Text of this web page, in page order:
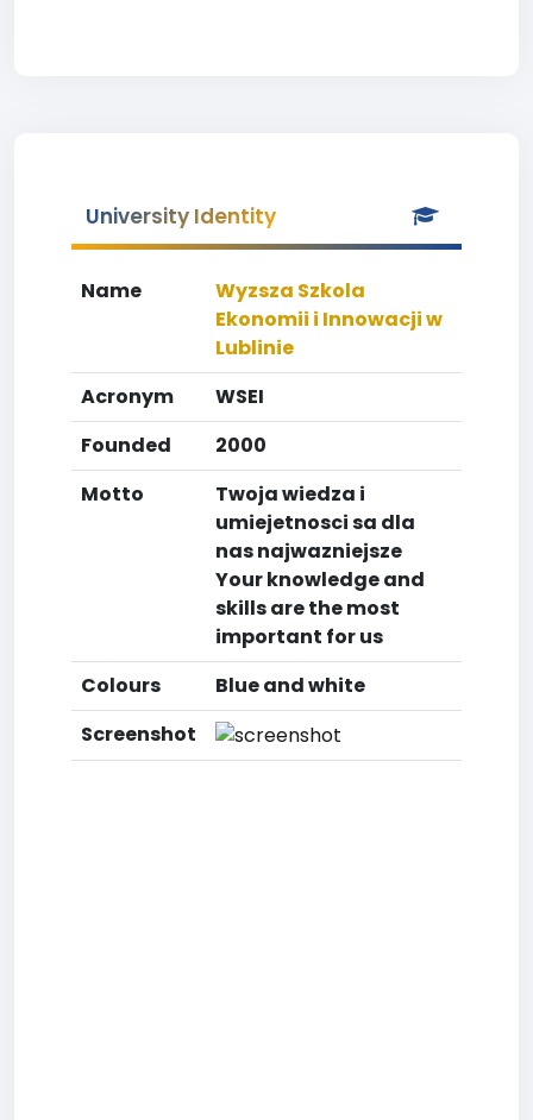
University Identity
Name
Wyzsza Szkola
Ekonomii i Innowacji w
Lublinie
Acronym
WSEI
Founded
2000
Motto
Twoja wiedza i
umiejetnosci sa dla
nas najwazniejsze
Your knowledge and
skills are the most
important for us
Colours
Blue and white
Screenshot